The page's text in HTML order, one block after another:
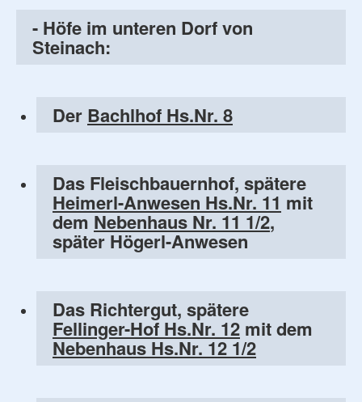
- Höfe im unteren Dorf von
Steinach:
Der Bachlhof Hs.Nr. 8
Das Fleischbauernhof, spätere
Heimerl-Anwesen Hs.Nr. 11 mit
demNebenhaus Nr. 11 1/2,
später Högerl-Anwesen
Das Richtergut, spätere
Fellinger-Hof Hs.Nr. 12 mit dem
Nebenhaus Hs.Nr. 12 1/2